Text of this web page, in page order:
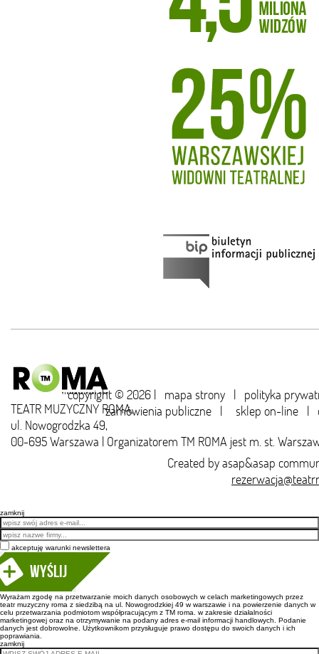
copyright © 2026 | mapa strony | polityka
zamówienia publiczne | sklep on-line |
TEATR MUZYCZNY ROMA,
ul. Nowogrodzka 49,
00-695 Warszawa | Organizatorem TM ROMA jest m. st.
Created byasap&asap
zamknij
Email
akceptuję warunki newslettera
Wyślij
Wyrażam zgodę na przetwarzanie moich danych osobowych w celach marketingowych przez
teatr muzyczny roma z siedzibą na ul. Nowogrodzkiej 49 w warszawie i na powierzenie danych w
celu przetwarzania podmiotom współpracującym z TM roma. w zakresie działalności
marketingowej oraz na otrzymywanie na podany adres e-mail informacji handlowych. Podanie
danych jest dobrowolne. Użytkownikom przysługuje prawo dostępu do swoich danych i ich
poprawiania.
zamknij